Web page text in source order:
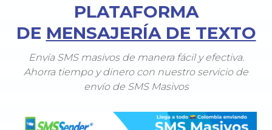
PLATAFORMA
DE MENSAJERÍA DE TEXTO
Envía SMS masivos de manera fácil y efectiva.
Ahorra tiempo y dinero con nuestro servicio de
envío de SMS Masivos